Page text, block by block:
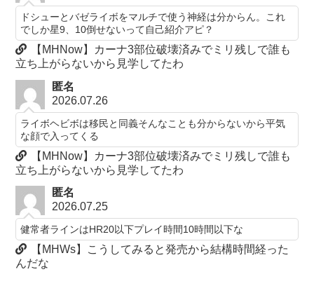
ドシューとバゼライボをマルチで使う神経は分からん。これ
でしか星9、10倒せないって自己紹介アピ？
【MHNow】カーナ3部位破壊済みでミリ残しで誰も
立ち上がらないから見学してたわ
匿名
2026.07.26
ライボヘビボは移民と同義そんなことも分からないから平気
な顔で入ってくる
【MHNow】カーナ3部位破壊済みでミリ残しで誰も
立ち上がらないから見学してたわ
匿名
2026.07.25
健常者ラインはHR20以下プレイ時間10時間以下な
【MHWs】こうしてみると発売から結構時間経った
んだな